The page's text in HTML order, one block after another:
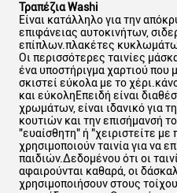
Τραπέζια Washi
Είναι κατάλληλο για την
επιφάνειας αυτοκινήτων,
επίπλων.πλακέτες
Οι περισσότερες ταινίες
ένα υποστήριγμα χαρτιού που
σκιστεί εύκολα με το
και εύκοληΕπειδή είναι
χρωμάτων, είναι ιδανικό για
κουτιών και την επισήμανσή
"ευαίσθητη" ή "χειριστείτε
χρησιμοποιούν ταινία για να
παιδιών.Δεδομένου ότι οι
αφαιρούνται καθαρά, οι
χρησιμοποιήσουν στους